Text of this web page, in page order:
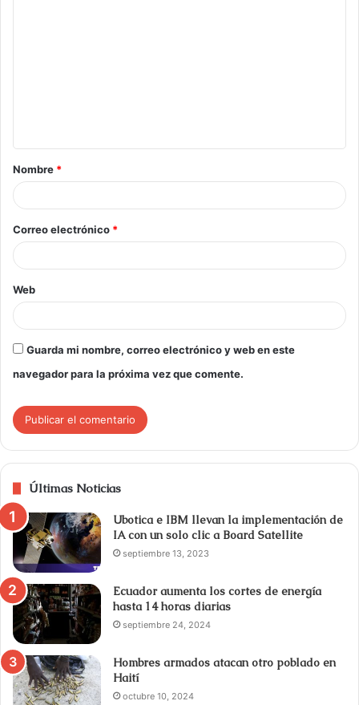
Nombre *
Correo electrónico *
Web
Guarda mi nombre, correo electrónico y web en este
navegador para la próxima vez que comente.
Últimas Noticias
Ubotica e IBM llevan la implementación de
IA con un solo clic a Board Satellite
septiembre 13, 2023
Ecuador aumenta los cortes de energía
hasta 14 horas diarias
septiembre 24, 2024
Hombres armados atacan otro poblado en
Haití
octubre 10, 2024